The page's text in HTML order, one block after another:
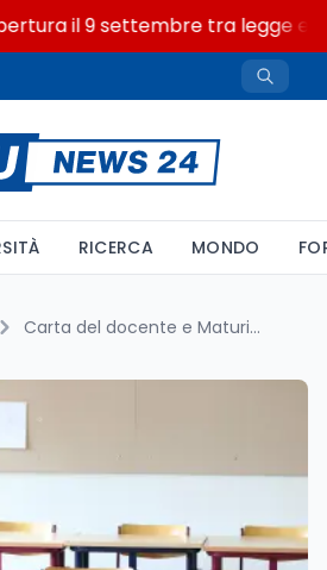
il 9 settembre tra legge
RICERCA MONDO
Carta del docente e Maturità 2026: settimana cruciale per la scuola italiana, attesi i decreti decisivi entro gennaio